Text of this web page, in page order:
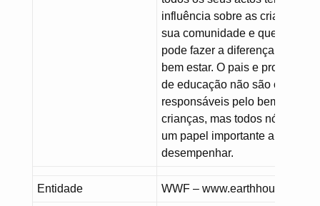
influência sobre as crianças da
sua comunidade e que cada
pode fazer a diferença no seu
bem estar. O pais e
de educação não são os
responsáveis pelo bem estar
crianças, mas todos nós temos
um papel importante a
desempenhar.
Entidade WWF –